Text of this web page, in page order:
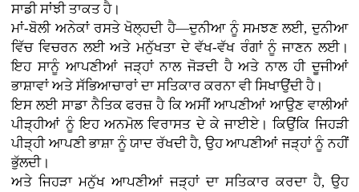
ਸਾਡੀ ਸਾਂਝੀ ਤਾਕਤ ਹੈ।
ਮਾਂ-ਬੋਲੀ ਅਨੇਕਾਂ ਰਸਤੇ ਖੋਲ੍ਹਦੀ ਹੈ—ਦੁਨੀਆ ਨੂੰ ਸਮਝਣ ਲਈ, ਦੁਨੀਆ
ਵਿੱਚ ਵਿਚਰਨ ਲਈ ਅਤੇ ਮਨੁੱਖਤਾ ਦੇ ਵੱਖ-ਵੱਖ ਰੰਗਾਂ ਨੂੰ ਜਾਣਨ ਲਈ।
ਇਹ ਸਾਨੂੰ ਆਪਣੀਆਂ ਜੜ੍ਹਾਂ ਨਾਲ ਜੋੜਦੀ ਹੈ ਅਤੇ ਨਾਲ ਹੀ ਦੂਜੀਆਂ
ਭਾਸ਼ਾਵਾਂ ਅਤੇ ਸੱਭਿਆਚਾਰਾਂ ਦਾ ਸਤਿਕਾਰ ਕਰਨਾ ਵੀ ਸਿਖਾਉਂਦੀ ਹੈ।
ਇਸ ਲਈ ਸਾਡਾ ਨੈਤਿਕ ਫਰਜ਼ ਹੈ ਕਿ ਅਸੀਂ ਆਪਣੀਆਂ ਆਉਣ ਵਾਲੀਆਂ
ਪੀੜ੍ਹੀਆਂ ਨੂੰ ਇਹ ਅਨਮੋਲ ਵਿਰਾਸਤ ਦੇ ਕੇ ਜਾਈਏ। ਕਿਉਂਕਿ ਜਿਹੜੀ
ਪੀੜ੍ਹੀ ਆਪਣੀ ਭਾਸ਼ਾ ਨੂੰ ਯਾਦ ਰੱਖਦੀ ਹੈ, ਉਹ ਆਪਣੀਆਂ ਜੜ੍ਹਾਂ ਨੂੰ ਨਹੀਂ
ਭੁੱਲਦੀ।
ਅਤੇ ਜਿਹੜਾ ਮਨੁੱਖ ਆਪਣੀਆਂ ਜੜ੍ਹਾਂ ਦਾ ਸਤਿਕਾਰ ਕਰਦਾ ਹੈ, ਉਹ